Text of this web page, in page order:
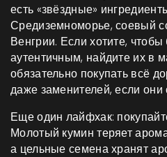
есть «звёздные»
Средиземноморье, соевый
Венгрии. Если хотите,
аутентичным, найдите их в
обязательно покупать всё
даже заменителей, если они
Еще один лайфхак:
Молотый кумин теряет
а цельные семена хранят